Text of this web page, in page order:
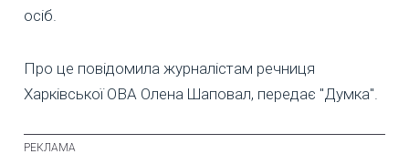
осіб.
Про це повідомила журналістам речниця
Харківської ОВА Олена Шаповал, передає "Думка".